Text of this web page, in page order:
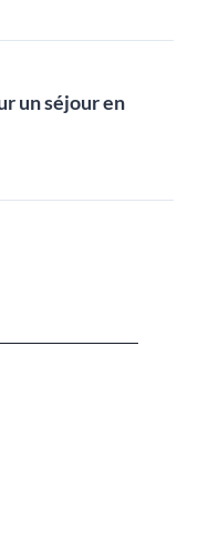
un séjour en